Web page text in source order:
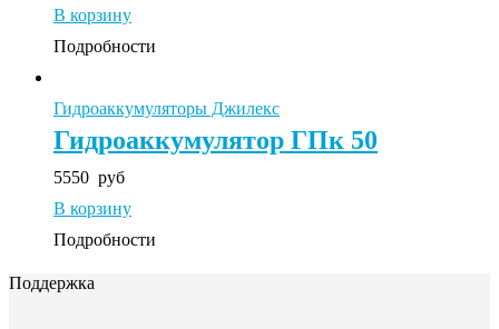
В корзину
Подробности
Гидроаккумуляторы Джилекс
Гидроаккумулятор ГПк 50
5550 руб
В корзину
Подробности
Поддержка